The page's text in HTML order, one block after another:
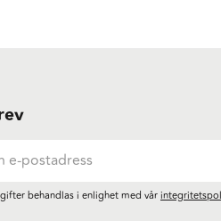
behandlas i enlighet med vår